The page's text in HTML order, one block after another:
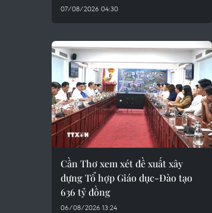
07/08/2026 04:30
Cần Thơ xem xét đề xuất xây
dựng Tổ hợp Giáo dục-Đào tạo
636 tỷ đồng
06/08/2026 13:24